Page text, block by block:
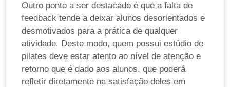
Outro ponto a ser destacado é que a falta de
feedback tende a deixar alunos desorientados e
desmotivados para a prática de qualquer
atividade. Deste modo, quem possui estúdio de
pilates deve estar atento ao nível de atenção e
retorno que é dado aos alunos, que poderá
refletir diretamente na satisfação deles em